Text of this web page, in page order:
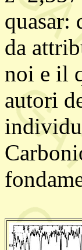
quasar:
da
noi e il
autori